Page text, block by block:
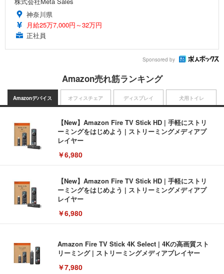
神奈川県
月給25万7,000円～32万円
正社員
Sponsored by
Amazon売れ筋ランキング
Amazonデバイス
【New】Amazon Fire TV Stick HD | 手軽にストリ
ーミングをはじめよう | ストリーミングメディアプ
レイヤー
￥6,980
【New】Amazon Fire TV Stick HD | 手軽にストリ
ーミングをはじめよう | ストリーミングメディアプ
レイヤー
￥6,980
Amazon Fire TV Stick 4K Select | 4Kの高画質スト
リーミング | ストリーミングメディアプレイヤー
￥7,980
オフィスチェア ディスプレイ 犬用トイレ